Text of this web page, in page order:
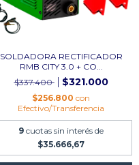
SOLDADORA RECTIFICADOR
RMB CITY 3.0 + CO...
$337.400
$321.000
$256.800 con
Efectivo/Transferencia
9 cuotas sin interés de
$35.666,67